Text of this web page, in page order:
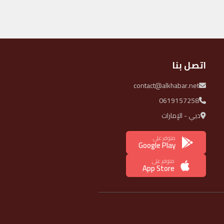
اتصل بنا
contact@alkhabar.net
0619157258
دبي - الإمارات
متوفر على
Google Play
متوفر على
App Store